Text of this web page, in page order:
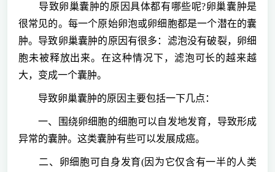
导致卵巢囊肿的原因具体都有哪些呢?卵巢囊肿是
很常见的。每一个原始卵泡或卵细胞都是一个潜在的囊
肿。导致卵巢囊肿的原因有很多：滤泡没有破裂，卵细
胞未被释放出来。在这种情况下，滤泡可长的越来越
大，变成一个囊肿。
导致卵巢囊肿的原因主要包括一下几点：
一、围绕卵细胞的细胞可以自发地发育，导致形成
异常的囊肿。这类囊肿有些可以发展成癌。
二、卵细胞可自身发育(因为它仅含有一半的人类